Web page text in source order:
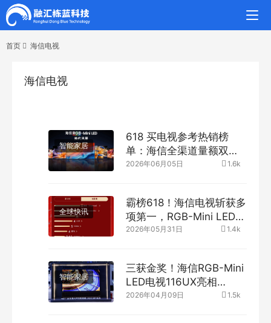
首页 海信电视
海信电视
智能家居
618 买电视参考热销榜
单：海信全渠道量额双
冠，RGB-Mini LED 成换
2026年06月05日 1.6k
全球快讯
霸榜618！海信电视斩获多
项第一，RGB-Mini LED普
及风暴来袭
2026年05月31日 1.4k
智能家居
三获金奖！海信RGB-Mini
LED电视116UX亮相
CITE2026获评“创新金奖”
2026年04月09日 1.5k